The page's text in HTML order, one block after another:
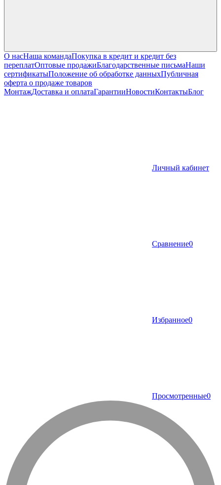
О насНаша командаПокупка в кредит и кредит без
переплатОптовые продажиБлагодарственные письмаНаши
сертификатыПоложение об обработке данныхПубличная
оферта о продаже товаров
МонтажДоставка и оплатаГарантииНовостиКонтактыБлог
Личный кабинет
Сравнение0
Избранное0
Просмотренные0